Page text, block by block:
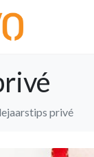
privé